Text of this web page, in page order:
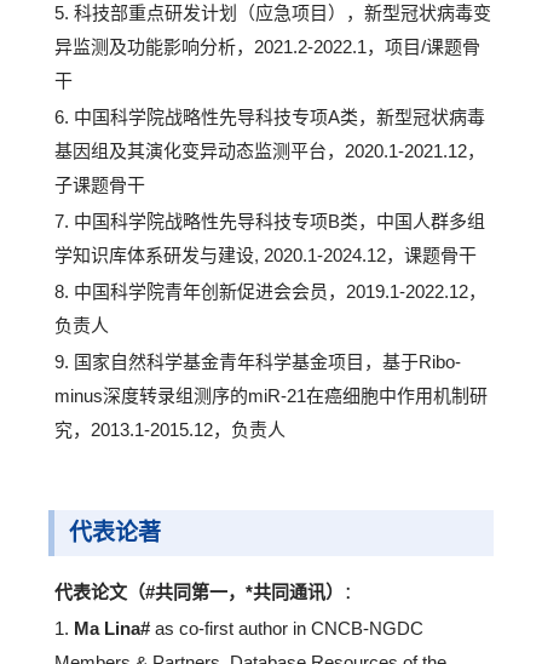
5. 科技部重点研发计划（应急项目），新型冠状病毒变
异监测及功能影响分析，2021.2-2022.1，项目/课题骨
干
6. 中国科学院战略性先导科技专项A类，新型冠状病毒
基因组及其演化变异动态监测平台，2020.1-2021.12，
子课题骨干
7. 中国科学院战略性先导科技专项B类，中国人群多组
学知识库体系研发与建设, 2020.1-2024.12，课题骨干
8. 中国科学院青年创新促进会会员，2019.1-2022.12，
负责人
9. 国家自然科学基金青年科学基金项目，基于Ribo-
minus深度转录组测序的miR-21在癌细胞中作用机制研
究，2013.1-2015.12，负责人
代表论著
代表论文（#共同第一，*共同通讯）
：
1. Ma Lina# as co-first author in CNCB-NGDC